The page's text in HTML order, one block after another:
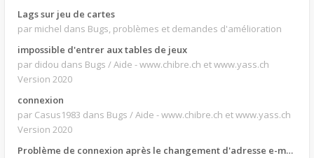
Lags sur jeu de cartes
par michel dans Bugs, problèmes et demandes d'amélioration
impossible d'entrer aux tables de jeux
par didou dans Bugs / Aide - www.chibre.ch et www.yass.ch
Version 2020
connexion
par Casus1983 dans Bugs / Aide - www.chibre.ch et www.yass.ch
Version 2020
Problème de connexion après le changement d'adresse e-mail.